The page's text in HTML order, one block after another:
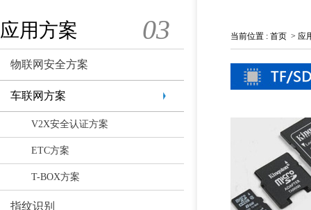
应用方案 03
物联网安全方案
车联网方案
V2X安全认证方案
ETC方案
T-BOX方案
指纹识别
当前位置 : 首页 > 应